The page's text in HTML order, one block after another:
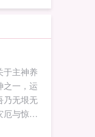
于主神养
之一，运
乃无垠无
厄与惊骇